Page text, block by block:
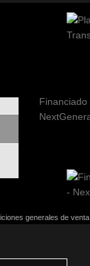
generales de venta